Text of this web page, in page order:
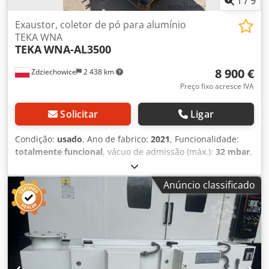
Zdziechowice 2 438 km
Exaustor, coletor de pó para alumínio
TEKA WNA
TEKAWNA-AL3500
8 900 €
Preço fixo acresce IVA
Solicitar Ligar
Condição: usado, Ano de fabrico: 2021, Funcionalidade:
totalmente funcional, vácuo de admissão (máx.): 32 mbar,
3 500 m³/h
elétrico, Sistema de exaustão, aspirador e separador
úmido para alumínio e pós explosivos da conceituada
marca TEKA. Modelo: WNA AL 3500 Destinado à limpeza de
pós com propriedades especiais, nomeadamente pós
explosivos. Aspirador de alto desempenho para a remoção
de poluentes, que funciona com base no princípio da
centrifugação. Uma das vantagens do equipamento é o
seu princípio de funcionamento simples e confiável. O
Anúncio classificado